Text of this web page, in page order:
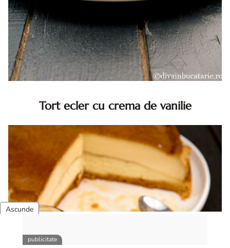
Tort ecler cu crema de vanilie
Reteta tort ecler. Tort ecler cu crema vanilie. Reteta
Karpatka